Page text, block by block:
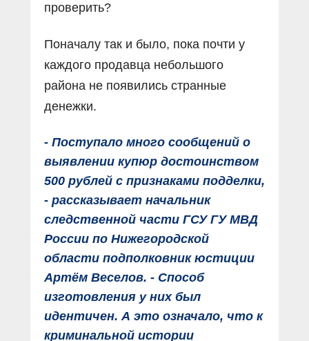
проверить?
Поначалу так и было, пока почти у
каждого продавца небольшого
района не появились странные
денежки.
- Поступало много сообщений о
выявлении купюр достоинством
500 рублей с признаками подделки,
- рассказывает начальник
следственной части ГСУ ГУ МВД
России по Нижегородской
области подполковник юстиции
Артём Веселов. - Способ
изготовления у них был
идентичен. А это означало, что к
криминальной истории